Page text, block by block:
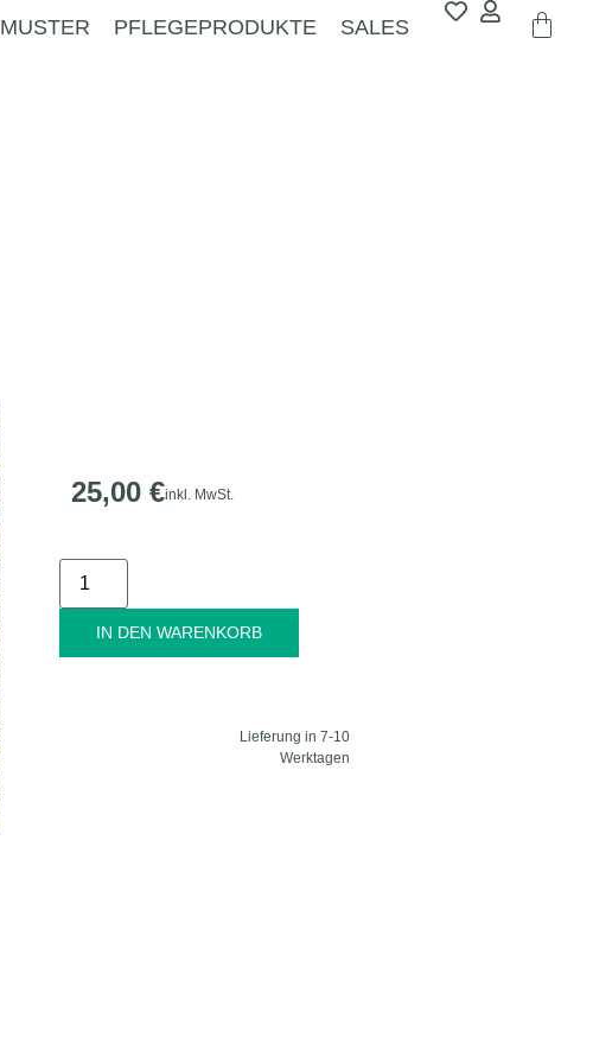
MUSTER PFLEGEPRODUKTE SALES
25,00 €inkl. MwSt.
IN DEN WARENKORB
Lieferung in 7-10
Werktagen